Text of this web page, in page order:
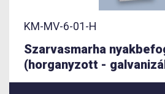
KM-MV-6-01-H
Szarvasmarha
(horganyzott -